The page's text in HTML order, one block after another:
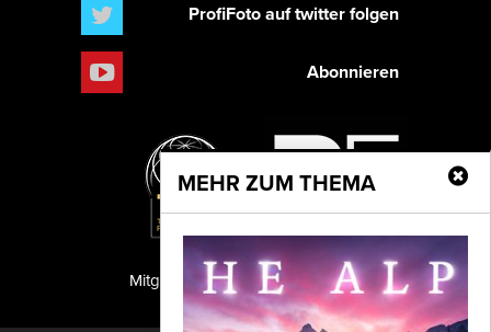
MEHR ZUM THEMA
ProfiFoto auf twitter folgen
Abonnieren
PF Publishing GmbH
Mitglied der TIPA